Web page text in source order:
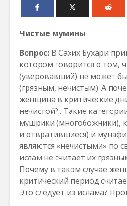
Чистые мумины
Вопрос: В Сахих Бухари
котором говорится о том,
(уверовавший) не может
(грязным, нечистым). А
женщина в критические
нечистой?.. Такие
мушрики (многобожники),
и отвратившиеся) и
являются «нечистыми» по
ислам не считает их
Почему в таком случае
критический период
Это следует из ислама?